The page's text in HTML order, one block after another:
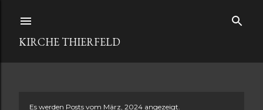
KIRCHE THIERFELD
Es werden Posts vom März, 2024 angezeigt.